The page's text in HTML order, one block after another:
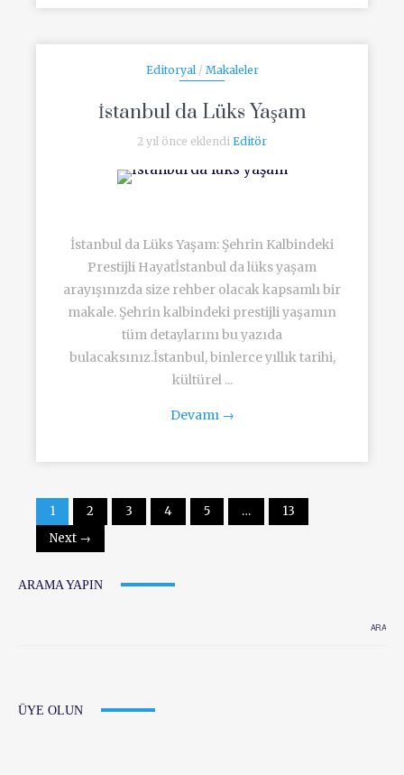
Editoryal/ Makaleler
İstanbul da Lüks Yaşam
2 yıl önce eklendi Editör
İstanbul da Lüks Yaşam: Şehrin Kalbindeki
Prestijli Hayatİstanbul da lüks yaşam
arayışınızda size rehber olacak kapsamlı bir
makale. Şehrin kalbindeki prestijli yaşamın
tüm detaylarını bu yazıda
bulacaksınız.İstanbul, binlerce yıllık tarihi,
kültürel ...
Devamı →
1 2 3 4 5 …
13
Next →
ARAMA YAPIN
ÜYE OLUN